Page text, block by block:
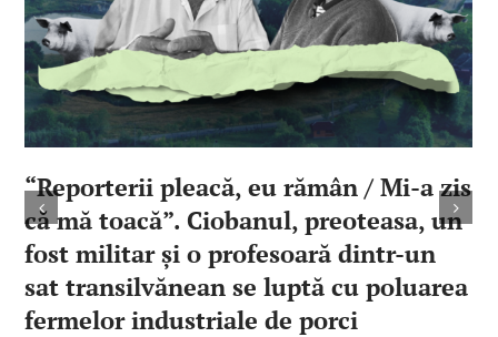
“Reporterii pleacă, eu rămân / Mi-a zis
că mă toacă”. Ciobanul, preoteasa, un
fost militar şi o profesoară dintr-un
sat transilvănean se luptă cu poluarea
fermelor industriale de porci